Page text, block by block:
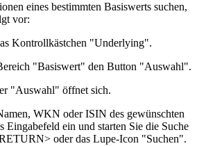
eines bestimmten Basiswerts suchen,
vor:
Kontrollkästchen "Underlying".
"Basiswert" den Button "Auswahl".
"Auswahl" öffnet sich.
WKN oder ISIN des gewünschten
Eingabefeld ein und starten Sie die Suche
oder das Lupe-Icon "Suchen".